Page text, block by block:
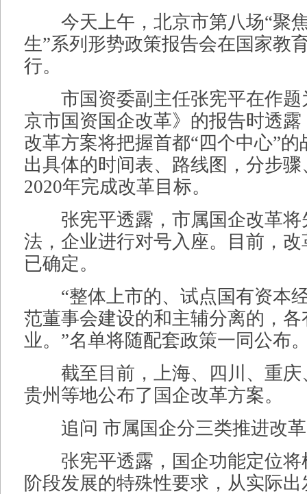
今天上午，北京市第八场“聚
生”系列形势政策报告会在国家教
行。
市国资委副主任张宪平在作题
京市国资国企改革》的报告时透
改革方案将把握首都“四个中心”
出具体的时间表、路线图，分步
2020年完成改革目标。
张宪平透露，市属国企改革将
法，企业进行对号入座。目前，
已确定。
“整体上市的、试点国有资本
范董事会建设的和主辅分离的，
业。”名单将随配套政策一同公布
截至目前，上海、四川、重庆
贵州等地公布了国企改革方案。
追问 市属国企分三类推进改革
张宪平透露，国企功能定位将
阶段发展的特殊性要求，从实际